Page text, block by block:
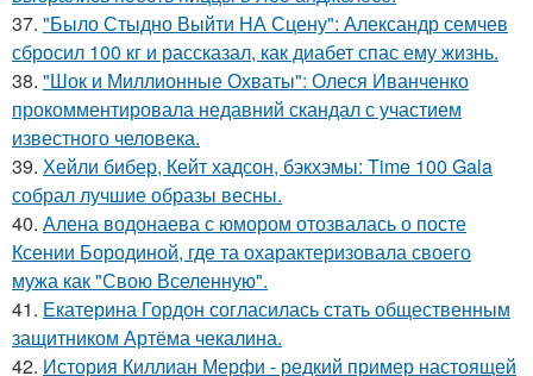
37. "Было Стыдно Выйти НА Сцену": Александр семчев
сбросил 100 кг и рассказал, как диабет спас ему жизнь.
38. "Шок и Миллионные Охваты": Олеся Иванченко
прокомментировала недавний скандал с участием
известного человека.
39. Хейли бибер, Кейт хадсон, бэкхэмы: Time 100 Gala
собрал лучшие образы весны.
40. Алена водонаева с юмором отозвалась о посте
Ксении Бородиной, где та охарактеризовала своего
мужа как "Свою Вселенную".
41. Екатерина Гордон согласилась стать общественным
защитником Артёма чекалина.
42. История Киллиан Мерфи - редкий пример настоящей